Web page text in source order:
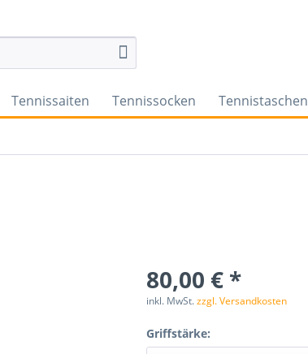
Tennissaiten Tennissocken Tennistaschen
80,00 € *
inkl. MwSt.zzgl. Versandkosten
Griffstärke: